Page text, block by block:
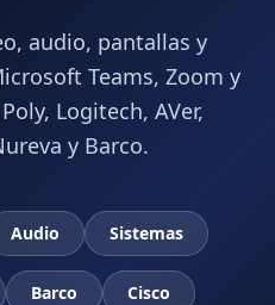
audio, pantallas y
Teams, Zoom y
Logitech, AVer,
y Barco.
Audio Sistemas
Barco
Cisco